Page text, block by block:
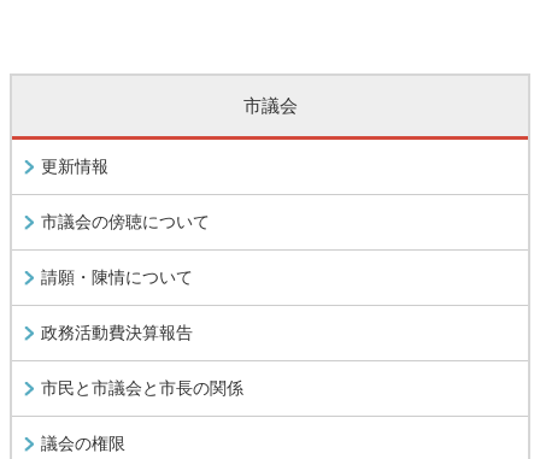
市議会
更新情報
市議会の傍聴について
請願・陳情について
政務活動費決算報告
市民と市議会と市長の関係
議会の権限